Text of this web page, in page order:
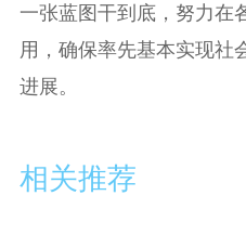
一张蓝图干到底，努力在
用，确保率先基本实现社
进展。
相关推荐